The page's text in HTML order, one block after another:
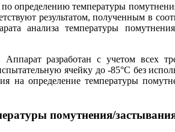
определению температуры
результатом, полученным в
анализа температуры
разработан с учетом всех
ячейку до -85°С без
на определение температуры
помутнения/